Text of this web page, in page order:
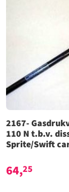
2167-
110 N t.b.v.
Sprite/Swift
64,25